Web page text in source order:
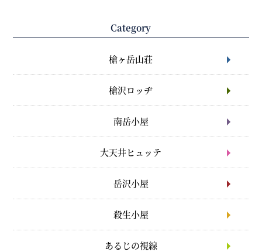
Category
槍ヶ岳山荘
槍沢ロッヂ
南岳小屋
大天井ヒュッテ
岳沢小屋
殺生小屋
あるじの視線